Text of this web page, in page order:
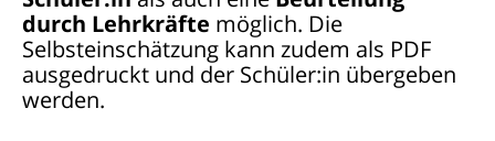
durch Lehrkräfte möglich. Die
Selbsteinschätzung kann zudem als PDF
ausgedruckt und der Schüler:in übergeben
werden.